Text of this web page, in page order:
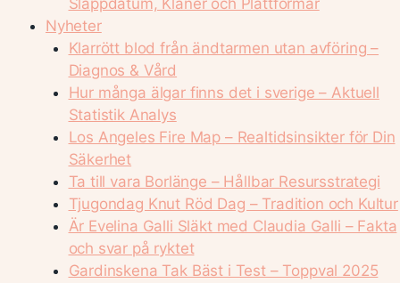
Släppdatum, Klaner och Plattformar
Nyheter
Klarrött blod från ändtarmen utan avföring –
Diagnos & Vård
Hur många älgar finns det i sverige – Aktuell
Statistik Analys
Los Angeles Fire Map – Realtidsinsikter för Din
Säkerhet
Ta till vara Borlänge – Hållbar Resursstrategi
Tjugondag Knut Röd Dag – Tradition och Kultur
Är Evelina Galli Släkt med Claudia Galli – Fakta
och svar på ryktet
Gardinskena Tak Bäst i Test – Toppval 2025